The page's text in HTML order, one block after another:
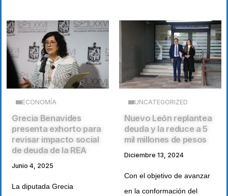
ECONOMÍA
Grecia Benavides
presenta exhorto para
revisar impacto social
de deuda de la REA
Junio 4, 2025
La diputada Grecia
UNCATEGORIZED
Nuevo León replantea
deuda y la reduce a 5
mil millones de pesos
Diciembre 13, 2024
Con el objetivo de avanzar
en la conformación del